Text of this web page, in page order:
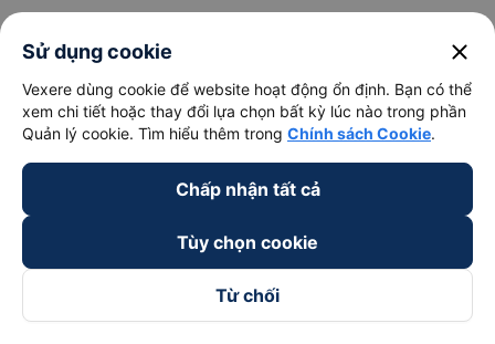
Hà Nội đi Sa Pa
Hà Nội đi Tam Đảo
Đà Nẵng đi Hội An
Đà Nẵng đi Huế
Sử dụng cookie close
Vexere dùng cookie để website hoạt động ổn định. Bạn có thể
xem chi tiết hoặc thay đổi lựa chọn bất kỳ lúc nào trong phần
Quản lý cookie. Tìm hiểu thêm trong Chính sách Cookie.
Chấp nhận tất cả
Tùy chọn cookie
Từ chối